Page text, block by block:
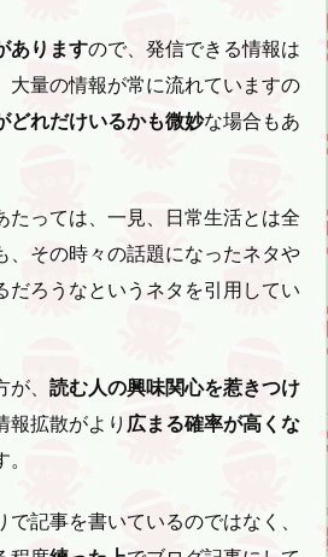
ありますので、発信できる情報は
大量の情報が常に流れていますの
どれだけいるかも微妙な場合もあ
たっては、一見、日常生活とは全
、その時々の話題になったネタや
だろうなというネタを引用してい
、 読む人の興味関心を惹きつけ
報拡散がより 広まる確率が高くな
記事を書いているのではなく、